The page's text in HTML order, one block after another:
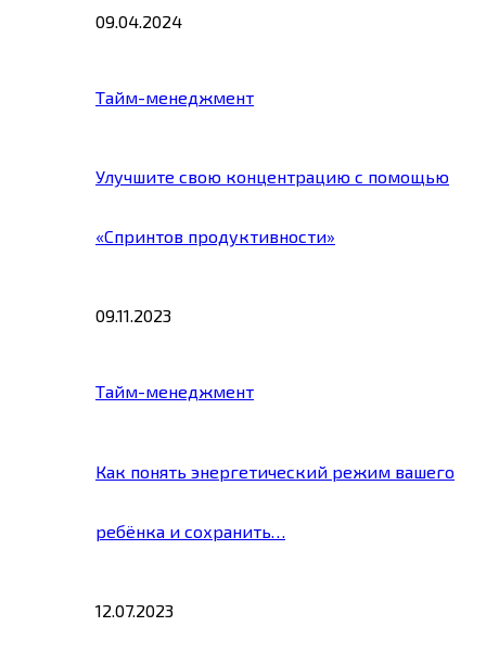
09.04.2024
Тайм-менеджмент
Улучшите свою концентрацию с помощью
«Спринтов продуктивности»
09.11.2023
Тайм-менеджмент
Как понять энергетический режим вашего
ребёнка и сохранить…
12.07.2023